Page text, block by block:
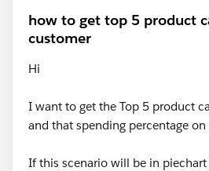
how to get top 5 product
customer
Hi
I want to get the Top 5 product
and that spending percentage
If this scenario will be in